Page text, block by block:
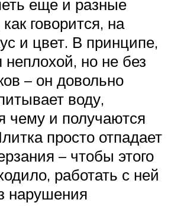
еще и разные
говорится, на
и цвет. В принципе,
неплохой, но не без
– он довольно
воду,
чему и получаются
просто отпадает
– чтобы этого
работать с ней
нарушения